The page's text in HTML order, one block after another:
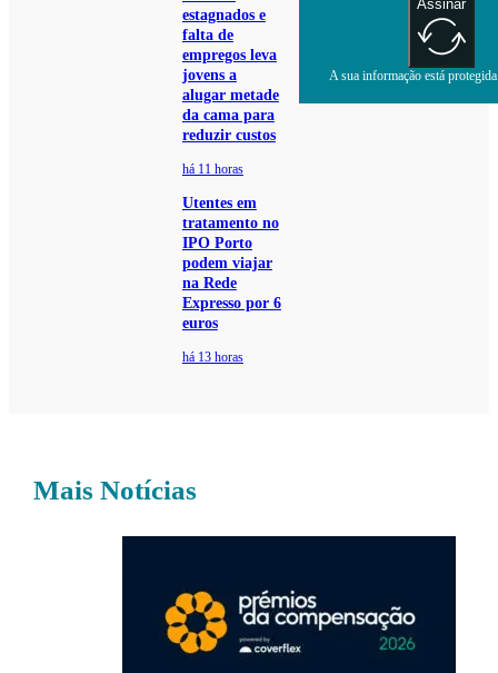
estagnados e
falta de
empregos leva
jovens a
alugar metade
da cama para
reduzir custos
há 11 horas
Utentes em
tratamento no
IPO Porto
podem viajar
na Rede
Expresso por 6
euros
há 13 horas
Assinar
A sua informação está
Mais Notícias